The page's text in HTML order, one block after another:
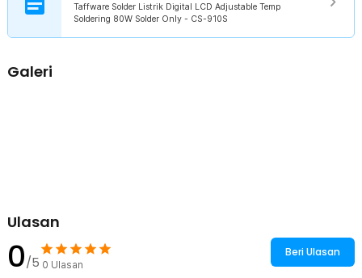
Daya Soldering 80 W yang Tinggi
Dengan daya hingga 80 W, solder ini mampu mencapai suhu tinggi
dalam waktu singkat. Daya yang besar ini memungkinkan lelehan
mengorbankan kualitas. Cocok untuk proyek-proyek yang
1 x Holder (Untuk Varian Set Solder Aksesoris)
2 x Kawat Solder (Untuk Varian Set Solder Aksesoris)
Taffware Solder Listrik Digital LCD Adjustable Temp
Soldering 80W Solder Only - CS-910S
Galeri
Ulasan
0/5 0 Ulasan
Beri Ulasan